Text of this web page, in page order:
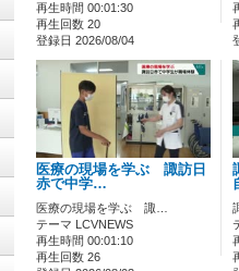
再生時間 00:01:30
再生回数 20
登録日 2026/08/04
医療の現場を学ぶ 諏訪日
赤で中学…
医療の現場を学ぶ 諏…
テーマ LCVNEWS
再生時間 00:01:10
再生回数 26